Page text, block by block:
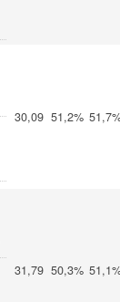
30,09 51,2%
31,79 50,3%